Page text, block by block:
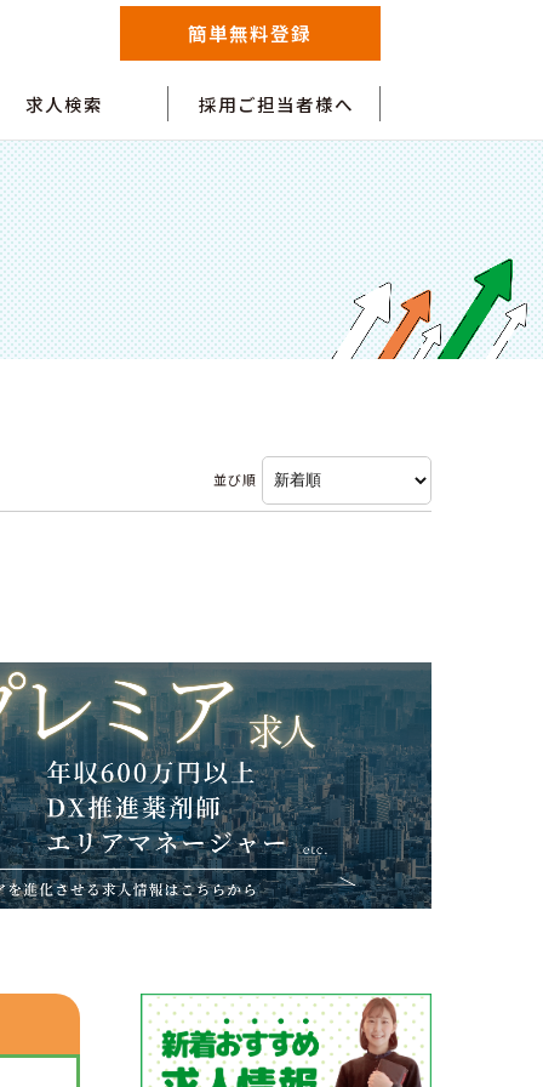
簡単無料登録
求人検索 採用ご担当者様へ
並び順